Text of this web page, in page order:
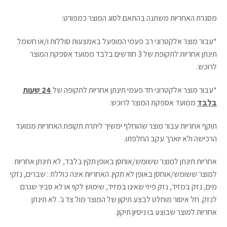
מסגרת האחריות משתנה בהתאם לסוג המוצר כמפורט:
*עבור מוצר אלקטרוני רב פעמי המופעל באמצעות סוללות ו/או חשמל
תינתן אחריות לתקופת של 3 חודשים בלבד ממועד אספקת המוצר
לרוכש.
*עבור מוצר אלקטרוני חד פעמי תינתן אחריות לתקופה של
24 שעות
בלבד ממועד אספקת המוצר לרוכש.
תוקף אחריות עבור מוצר שהוחלף ימשיך ליתרת תקופת האחריות ממועד
הרכישה ולא יוארך עקב החלפתו.
אחריות תינתן למוצר ששומש/אוחסן באופן תקין בלבד, לא תינתן אחריות
למוצר ששומש/אוחסן באופן לא תקין. האחריות אינה כוללת : שברים, נזקי
מים, נזק במזיד, נזק פיזי שאינו במזיד, שימוש לקוי או לא סביר שגרם
לנזק. חל איסור מוחלט לבצע תיקון של המוצר מול צד ג’. לא תינתן
אחריות למוצר שבוצע בו ניסיון תיקון.